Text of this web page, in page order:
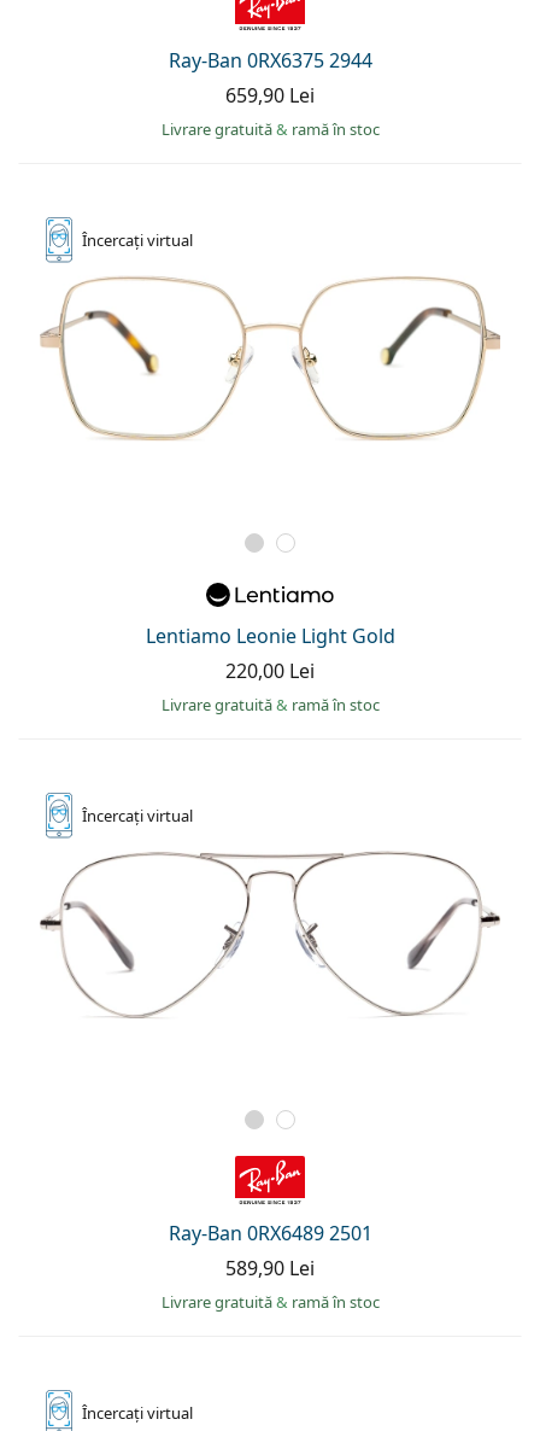
Ray-Ban 0RX6375 2944
659,90 Lei
Livrare gratuită& ramă în stoc
Încercațivirtual
Lentiamo Leonie Light Gold
220,00 Lei
Livrare gratuită& ramă în stoc
Încercațivirtual
Ray-Ban 0RX6489 2501
589,90 Lei
Livrare gratuită& ramă în stoc
Încercațivirtual